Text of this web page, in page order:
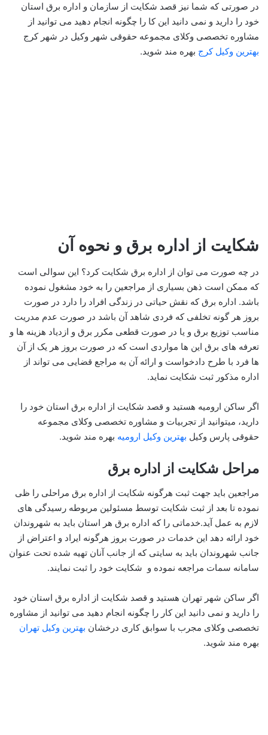
در صورتی که شما نیز قصد شکایت از سازمان و اداره برق استان
خود را دارید و نمی دانید این کا را چگونه انجام دهید می توانید از
مشاوره تخصصی وکلای مجموعه حقوقی شهر وکیل در شهر کرج
بهترین وکیل کرج بهره مند شوید.
شکایت از اداره برق و نحوه آن
در چه صورت می توان از اداره برق شکایت کرد؟ این سوالی است
که ممکن است ذهن بسیاری از مراجعین را به خود مشغول نموده
باشد. اداره برق که نقش حیاتی در زندگی افراد را دارد در صورت
بروز هر گونه تخلفی که فردی شاهد آن باشد در صورت عدم مدریت
مناسب توزیع برق و یا در صورت قطعی مکرر برق و ازدیاد هزینه ها و
تعرفه های برق این ها مواردی است که در صورت بروز هر یک از آن
ها فرد با طرح دادخواست و ارائه آن به مراجع قضایی می تواند از
اداره مذکور ثبت شکایت نماید.
اگر ساکن ارومیه هستید و قصد شکایت از اداره برق استان خود را
دارید، میتوانید از تجربیات و مشاوره تخصصی وکلای مجموعه
حقوقی پارس وکیل بهترین وکیل ارومیه بهره مند شوید.
مراحل شکایت از اداره برق
مراجعین باید جهت ثبت هرگونه شکایت از اداره برق مراحلی را ظی
نموده تا بعد از ثبت شکایت توسط مسئولین مربوطه رسیدگی های
لازم به عمل آید.خدماتی را که اداره برق هر استان باید به شهروندان
خود ارائه دهد این خدمات در صورت بروز هرگونه ایراد و اعتراض از
جانب شهروندان باید به سایتی که از جانب آنان تهیه شده تحت عنوان
سامانه سمات مراجعه نموده و شکایت خود را ثبت نمایند.
اگر ساکن شهر تهران هستید و قصد شکایت از اداره برق استان خود
را دارید و نمی دانید این کار را چگونه انجام دهید می توانید از مشاوره
تخصصی وکلای مجرب با سوابق کاری درخشان بهترین وکیل تهران
بهره مند شوید.